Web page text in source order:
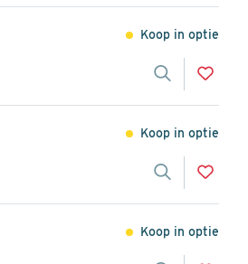
Koop in optie
Koop in optie
Koop in optie